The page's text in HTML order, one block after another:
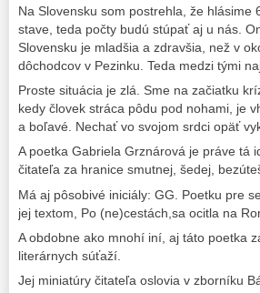
Na Slovensku som postrehla, že
stave, teda počty budú stúpať aj u nás.
Slovensku je mladšia a zdravšia, než v
dôchodcov v Pezinku. Teda medzi tými
Proste situácia je zlá. Sme na začiatku
kedy človek stráca pôdu pod nohami, je
a boľavé. Nechať vo svojom srdci opäť
A poetka Gabriela Grznárová je práve tá
čitateľa za hranice smutnej, šedej,
Má aj pôsobivé iniciály: GG. Poetku pre
jej textom, Po (ne)cestách,sa ocitla na
A obdobne ako mnohí iní, aj táto poetka
literárnych súťaží.
Jej miniatúry čitateľa oslovia v zborníku